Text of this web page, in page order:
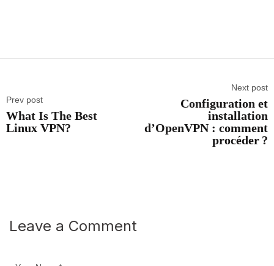
Prev post
What Is The Best
Linux VPN?
Next post
Configuration et
installation
d’OpenVPN : comment
procéder ?
Leave a Comment